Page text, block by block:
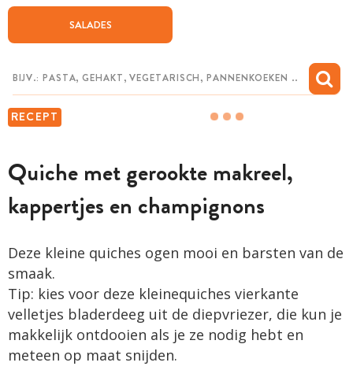
SALADES
RECEPT
Quiche met gerookte makreel,
kappertjes en champignons
Deze kleine quiches ogen mooi en barsten van de
smaak.
Tip: kies voor deze kleinequiches vierkante
velletjes bladerdeeg uit de diepvriezer, die kun je
makkelijk ontdooien als je ze nodig hebt en
meteen op maat snijden.
CHAT MET MAIA
MIJN BEWAARDE RECEPTEN